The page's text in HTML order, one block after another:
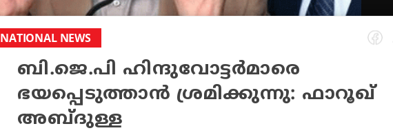
NATIONAL NEWS
ബി.ജെ.പി ഹിന്ദുവോട്ടര്‍മാരെ
ഭയപ്പെടുത്താന്‍ ശ്രമിക്കുന്നു: ഫാറൂഖ്
അബ്ദുള്ള